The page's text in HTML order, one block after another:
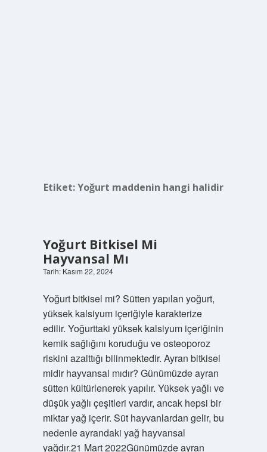
Etiket:Yoğurt maddenin hangi halidir
Yoğurt Bitkisel Mi
Hayvansal Mı
Tarih: Kasım 22, 2024
Yoğurt bitkisel mi? Sütten yapılan yoğurt,
yüksek kalsiyum içeriğiyle karakterize
edilir. Yoğurttaki yüksek kalsiyum içeriğinin
kemik sağlığını koruduğu ve osteoporoz
riskini azalttığı bilinmektedir. Ayran bitkisel
midir hayvansal mıdır? Günümüzde ayran
sütten kültürlenerek yapılır. Yüksek yağlı ve
düşük yağlı çeşitleri vardır, ancak hepsi bir
miktar yağ içerir. Süt hayvanlardan gelir, bu
nedenle ayrandaki yağ hayvansal
yağdır.21 Mart 2022Günümüzde ayran